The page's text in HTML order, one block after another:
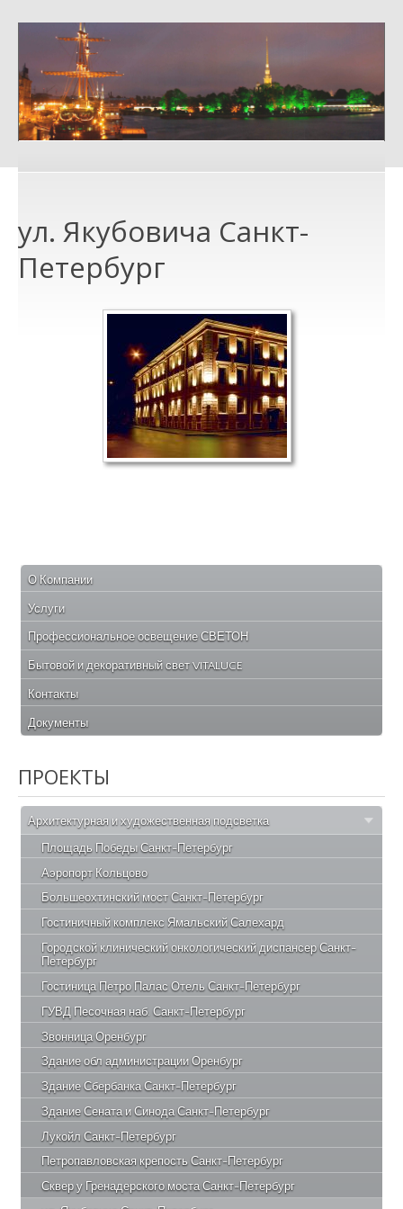
ул. Якубовича Санкт-
Петербург
О Компании
Услуги
Профессиональное освещение СВЕТОН
Бытовой и декоративный свет VITALUCE
Контакты
Документы
ПРОЕКТЫ
Архитектурная и художественная подсветка
Площадь Победы Санкт-Петербург
Аэропорт Кольцово
Большеохтинский мост Санкт-Петербург
Гостиничный комплекс Ямальский Салехард
Городской клинический онкологический диспансер Санкт-
Петербург
Гостиница Петро Палас Отель Санкт-Петербург
ГУВД Песочная наб. Санкт-Петербург
Звонница Оренбург
Здание обл администрации Оренбург
Здание Сбербанка Санкт-Петербург
Здание Сената и Синода Санкт-Петербург
Лукойл Санкт-Петербург
Петропавловская крепость Санкт-Петербург
Сквер у Гренадерского моста Санкт-Петербург